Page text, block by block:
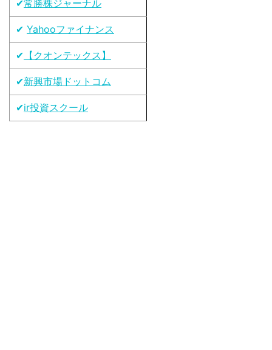
✔常勝株ジャーナル
✔ Yahooファイナンス
✔ 【クオンテックス】
✔新興市場ドットコム
✔ir投資スクール